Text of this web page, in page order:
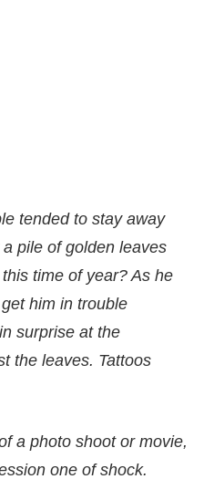
tended to stay away
pile of golden leaves
time of year? As he
him in trouble
surprise at the
the leaves. Tattoos
a photo shoot or movie,
one of shock.